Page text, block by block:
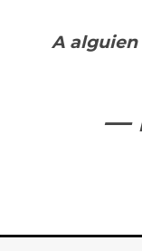
A alguien
—